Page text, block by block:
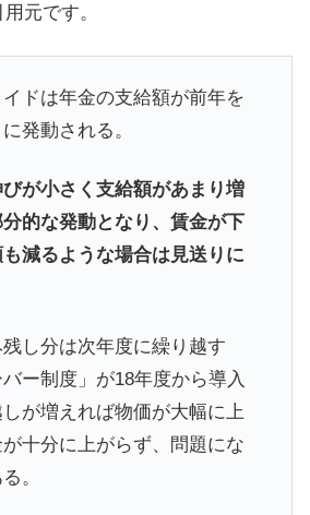
元です。
ドは年金の支給額が前年を
発動される。
が小さく支給額があまり増
的な発動となり、賃金が下
減るような場合は見送りに
し分は次年度に繰り越す
バー制度」が18年度から導入
が増えれば物価が大幅に上
十分に上がらず、問題にな
。